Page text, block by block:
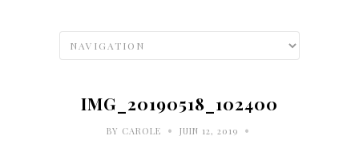
IMG_20190518_102400
BY CAROLE • JUIN 12, 2019 •